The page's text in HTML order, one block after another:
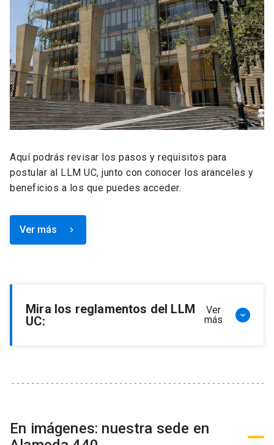
Aquí podrás revisar los pasos y requisitos para
postular al LLM UC, junto con conocer los aranceles y
beneficios a los que puedes acceder.
Ver más keyboard_arrow_right
Mira los reglamentos del LLM
UC:
Ver
más
keyboard_arrow_down
Reglamento de Becas y Descuentos Programa
de Magíster en Derecho, LLM
En imágenes: nuestra sede en